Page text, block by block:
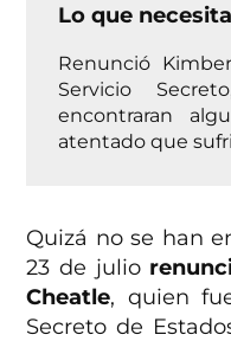
Lo que
Renunció
Servicio
encontraran
atentado que
Quizá no se han
23 de julio
Cheatle, quien
Secreto de